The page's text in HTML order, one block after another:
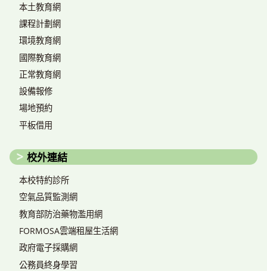
本土教育網
課程計劃網
環境教育網
國際教育網
正常教育網
設備報修
場地預約
平板借用
校外連結
本校特約診所
空氣品質監測網
教育部防治藥物濫用網
FORMOSA雲端租屋生活網
政府電子採購網
公務員終身學習